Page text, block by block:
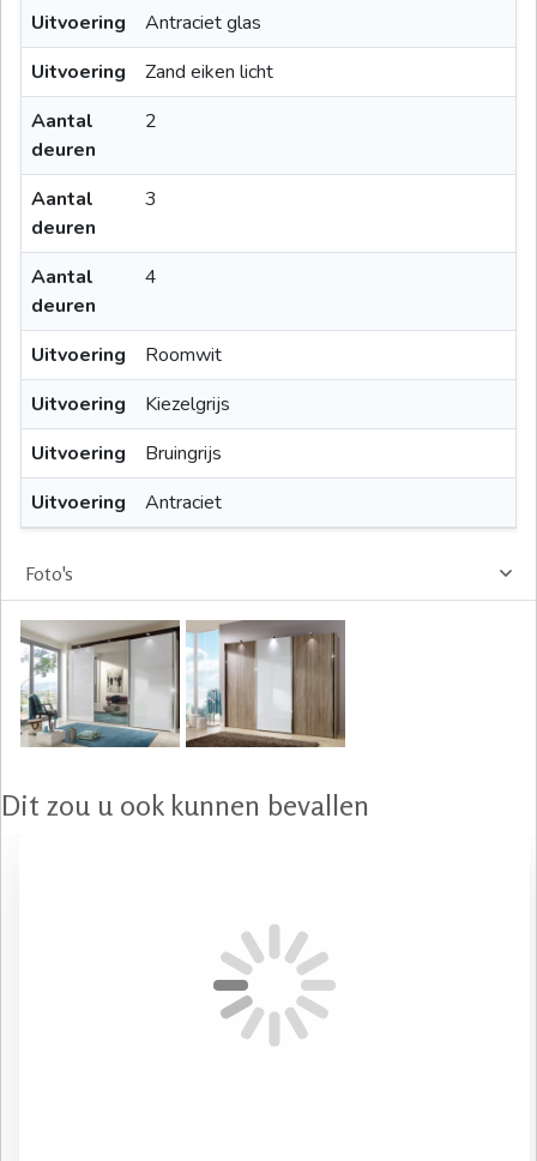
Uitvoering
Antraciet glas
Uitvoering
Zand eiken licht
Aantal
deuren
2
Aantal
deuren
3
Aantal
deuren
4
Uitvoering
Roomwit
Uitvoering
Kiezelgrijs
Uitvoering
Bruingrijs
Uitvoering
Antraciet
Foto's
Dit zou u ook kunnen bevallen